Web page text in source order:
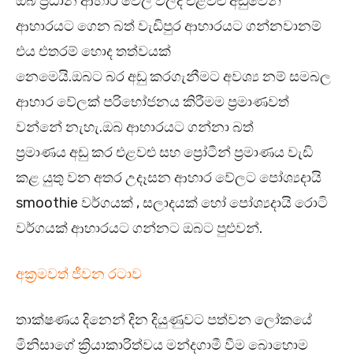
ආහාරයට ගෙන බත් වැඩිපුර ආහාරයට ගන්නවානම්
එය එතරම් හොද තත්වයක්
නෙමෙයි.ඔබට බර අඩු කරගැනීමට අවශ්‍ය නම් සමබල
ආහාර වේලක් පරිභෝජනය කිරීමම ප්‍රමාණවත්
වන්නේ නැහැ.ඔබ ආහාරයට ගන්නා බත්
ප්‍රමාණය අඩු කර එළවළු සහ ප්‍රෝටීන් ප්‍රමාණය වැඩි
කළ යුතු වන අතර උදෑසන ආහාර වේලට පෝශ්‍යදායි
smoothie වර්ගයක් , සලාදයක් හෝ පෝශ්‍යදායි රොටි
වර්ගයක් ආහාරයට ගන්නට ඔබට පුළුවන්.
අක්‍රමවත් ජීවන රටාව
තාක්ෂණය දිනෙන් දින දියුණුවට පත්වන ලෝකයේ
මිනිසාගේ ක්‍රියාකාරිත්වය මන්දගාමී වීම බොහොම